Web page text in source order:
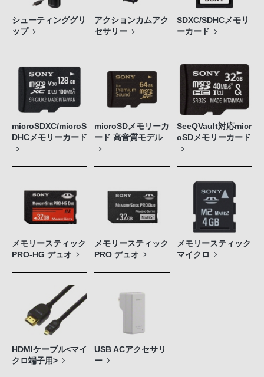
シューティンググリ
ップ
アクションカムアク
セサリー
SDXC/SDHCメモリ
ーカード
microSDXC/microS
DHCメモリーカード
microSDメモリーカ
ード 高音質モデル
SeeQVault対応micr
oSDメモリーカード
メモリースティック
PRO-HG デュオ
メモリースティック
PRO デュオ
メモリースティック
マイクロ
HDMIケーブル<マイ
クロ端子用>
USB ACアクセサリ
ー